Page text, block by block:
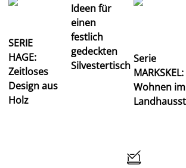
SERIE
HAGE:
Zeitloses
Design aus
Holz
Ideen für
einen
festlich
gedeckten
Silvestertisch
Serie
MARKSKEL:
Wohnen im
